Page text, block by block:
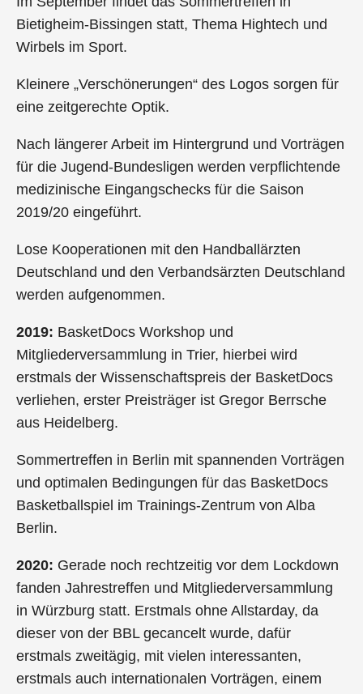
Bietigheim-Bissingen statt, Thema Hightech und
Wirbels im Sport.
Kleinere „Verschönerungen“ des Logos sorgen für
eine zeitgerechte Optik.
Nach längerer Arbeit im Hintergrund und Vorträgen
für die Jugend-Bundesligen werden verpflichtende
medizinische Eingangschecks für die Saison
2019/20 eingeführt.
Lose Kooperationen mit den Handballärzten
Deutschland und den Verbandsärzten Deutschland
werden aufgenommen.
2019: BasketDocs Workshop und
Mitgliederversammlung in Trier, hierbei wird
erstmals der Wissenschaftspreis der BasketDocs
verliehen, erster Preisträger ist Gregor Berrsche
aus Heidelberg.
Sommertreffen in Berlin mit spannenden Vorträgen
und optimalen Bedingungen für das BasketDocs
Basketballspiel im Trainings-Zentrum von Alba
Berlin.
2020: Gerade noch rechtzeitig vor dem Lockdown
fanden Jahrestreffen und Mitgliederversammlung
in Würzburg statt. Erstmals ohne Allstarday, da
dieser von der BBL gecancelt wurde, dafür
erstmals zweitägig, mit vielen interessanten,
erstmals auch internationalen Vorträgen, einem